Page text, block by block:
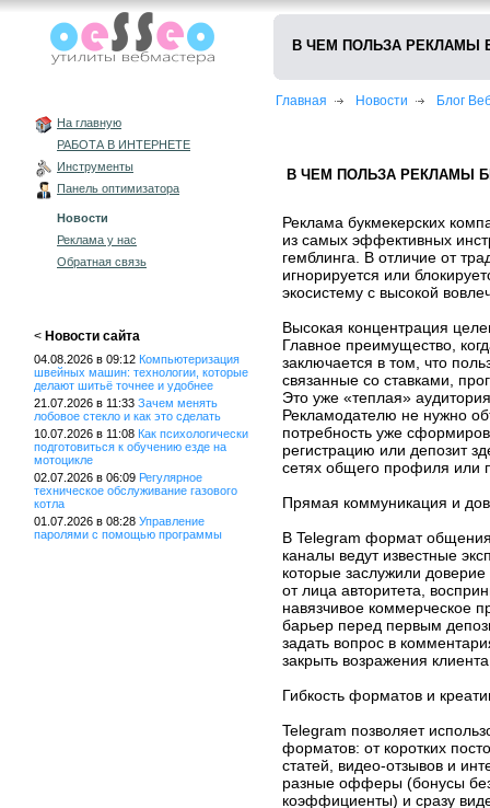
На главную
РАБОТА В ИНТЕРНЕТЕ
Инструменты
Панель оптимизатора
Новости
Реклама у нас
Обратная связь
< Новости сайта
04.08.2026 в 09:12 Компьютеризация
швейных машин: технологии, которые
делают шитьё точнее и удобнее
21.07.2026 в 11:33 Зачем менять
лобовое стекло и как это сделать
10.07.2026 в 11:08 Как психологически
подготовиться к обучению езде на
мотоцикле
02.07.2026 в 06:09 Регулярное
техническое обслуживание газового
котла
01.07.2026 в 08:28 Управление
паролями с помощью программы
В ЧЕМ ПОЛЬЗА РЕКЛАМЫ
Главная Новости Блог
В ЧЕМ ПОЛЬЗА РЕКЛАМЫ
Реклама букмекерских
из самых эффективных
гемблинга. В отличие от
игнорируется или
экосистему с высокой
Высокая концентрация
Главное преимущество,
заключается в том, что
связанные со ставками,
Это уже «теплая»
Рекламодателю не нужно
потребность уже
регистрацию или депозит
сетях общего профиля или
Прямая коммуникация и
В Telegram формат
каналы ведут известные
которые заслужили
от лица авторитета,
навязчивое коммерческое
барьер перед первым
задать вопрос в
закрыть возражения
Гибкость форматов и
Telegram позволяет
форматов: от коротких
статей, видео-отзывов и
разные офферы (бонусы
коэффициенты) и сразу